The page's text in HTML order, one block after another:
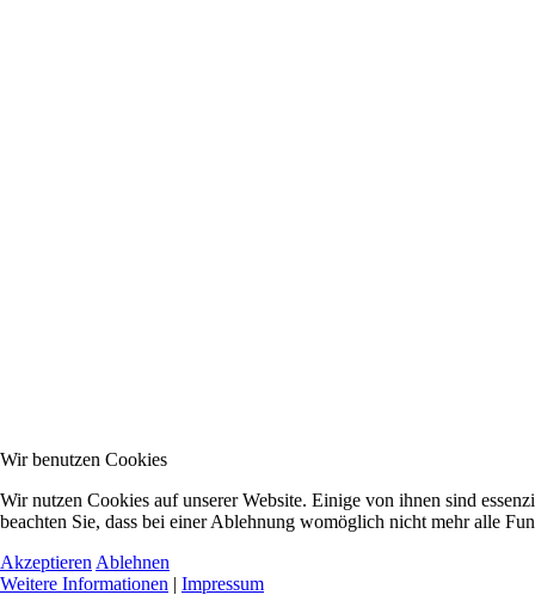
Wir benutzen Cookies
Wir nutzen Cookies auf unserer Website. Einige von ihnen sind
beachten Sie, dass bei einer Ablehnung womöglich nicht mehr alle
Akzeptieren Ablehnen
Weitere Informationen | Impressum